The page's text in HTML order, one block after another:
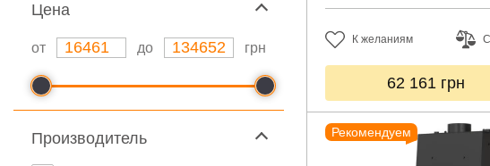
Цeна
от до грн
Производитель
К желаниям
62 161 грн
Рекомендуем